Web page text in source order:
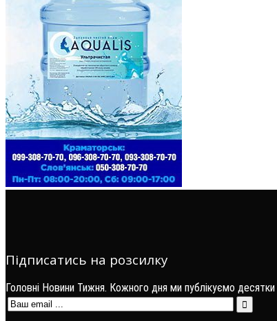
Підписатись на розсилку
Головні Новини Тижня. Кожного дня ми публікуємо